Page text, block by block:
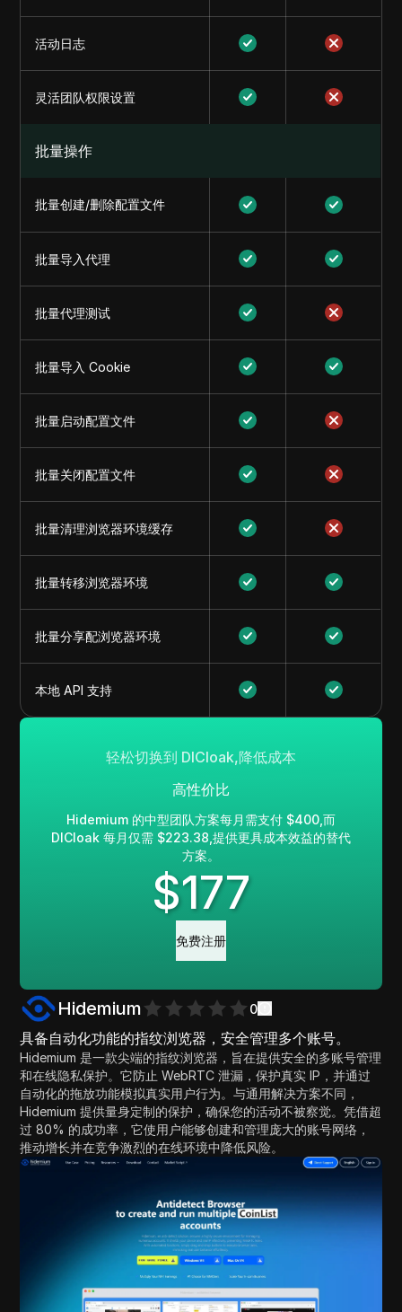
活动日志
灵活团队权限设置
批量操作
批量创建/删除配置文件
批量导入代理
批量代理测试
批量导入 Cookie
批量启动配置文件
批量关闭配置文件
批量清理浏览器环境缓存
批量转移浏览器环境
批量分享配浏览器环境
本地 API 支持
轻松切换到 DICloak,降低成本
高性价比
Hidemium 的中型团队方案每月需支付 $400,而
DICloak 每月仅需 $223.38,提供更具成本效益的替代
方案。
$177
免费注册
Hidemium 0
具备自动化功能的指纹浏览器，安全管理多个账号。
Hidemium 是一款尖端的指纹浏览器，旨在提供安全的多账号管理
和在线隐私保护。它防止 WebRTC 泄漏，保护真实 IP，并通过
自动化的拖放功能模拟真实用户行为。与通用解决方案不同，
Hidemium 提供量身定制的保护，确保您的活动不被察觉。凭借超
过 80% 的成功率，它使用户能够创建和管理庞大的账号网络，
推动增长并在竞争激烈的在线环境中降低风险。